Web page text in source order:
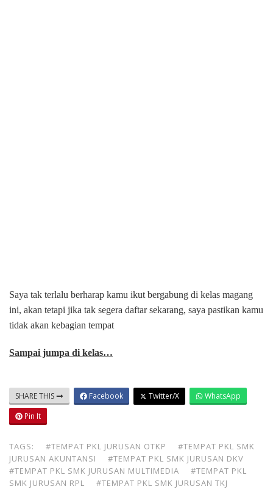
Saya tak terlalu berharap kamu ikut bergabung di kelas magang
ini, akan tetapi jika tak segera daftar sekarang, saya pastikan kamu
tidak akan kebagian tempat
Sampai jumpa di kelas…
SHARE THIS Facebook Twitter/X
WhatsApp
Pin It
TAGS: #TEMPAT PKL JURUSAN OTKP
#TEMPAT PKL SMK
JURUSAN AKUNTANSI
#TEMPAT PKL SMK JURUSAN DKV
#TEMPAT PKL SMK JURUSAN MULTIMEDIA
#TEMPAT PKL
SMK JURUSAN RPL
#TEMPAT PKL SMK JURUSAN TKJ